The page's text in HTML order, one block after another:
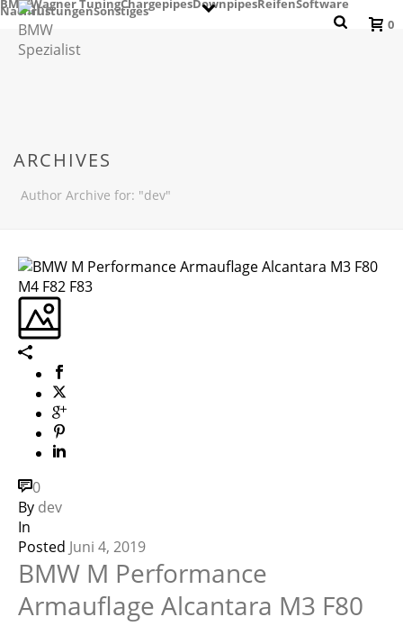
BMWWagner TuningChargepipesDownpipesReifenSoftware
NachrüstungenSonstiges
0
ARCHIVES
Author Archive for: "dev"
0
By dev
In
Posted Juni 4, 2019
BMW M Performance
Armauflage Alcantara M3 F80